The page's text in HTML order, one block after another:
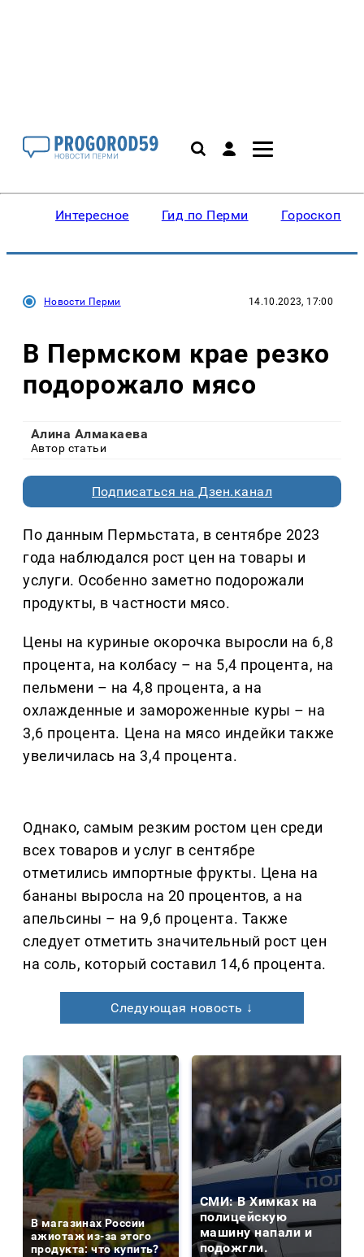
Интересное Гид по Перми Гороскопы
Новости Перми 14.10.2023, 17:00
В Пермском крае резко
подорожало мясо
Алина Алмакаева
Автор статьи
Подписаться на Дзен.канал
По данным Пермьстата, в сентябре 2023
года наблюдался рост цен на товары и
услуги. Особенно заметно подорожали
продукты, в частности мясо.
Цены на куриные окорочка выросли на 6,8
процента, на колбасу – на 5,4 процента, на
пельмени – на 4,8 процента, а на
охлажденные и замороженные куры – на
3,6 процента. Цена на мясо индейки также
увеличилась на 3,4 процента.
Однако, самым резким ростом цен среди
всех товаров и услуг в сентябре
отметились импортные фрукты. Цена на
бананы выросла на 20 процентов, а на
апельсины – на 9,6 процента. Также
следует отметить значительный рост цен
на соль, который составил 14,6 процента.
Следующая новость ↓
В магазинах России
ажиотаж из-за этого
продукта: что купить?
СМИ: В Химках на
полицейскую
машину напали и
подожгли.